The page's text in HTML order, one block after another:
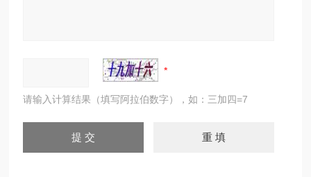
请输入计算结果（填写阿拉伯数字），如：三加四=7